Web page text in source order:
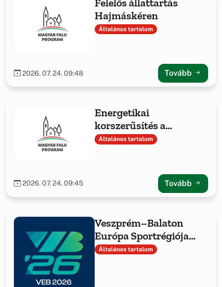
Hajmáskéren
Általános tartalom
2026. 07. 24. 09:48 Tovább
Energetikai
korszerűsítés a
Hajmáskéri Közös
Általános tartalom
2026. 07. 24. 09:45 Tovább
Veszprém–Balaton
Európa Sportrégiója
2026 Hajmáskéren
Általános tartalom